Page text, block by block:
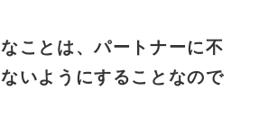
ことは、パートナーに不
いようにすることなので